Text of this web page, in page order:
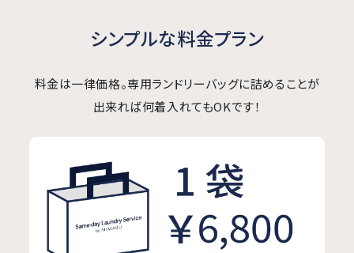
シンプルな料金プラン
料金は一律価格。専用ランドリーバッグに詰めることが
出来れば何着入れてもOKです！